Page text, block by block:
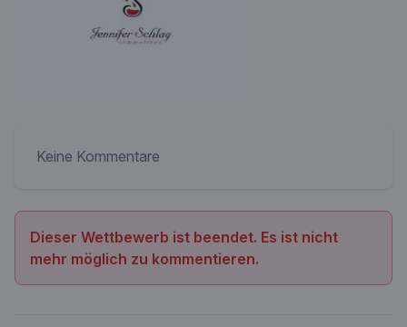
Keine Kommentare
Dieser Wettbewerb ist beendet. Es ist nicht
mehr möglich zu kommentieren.